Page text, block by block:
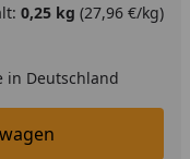
0,25 kg (27,96 €/kg)
in Deutschland
legen